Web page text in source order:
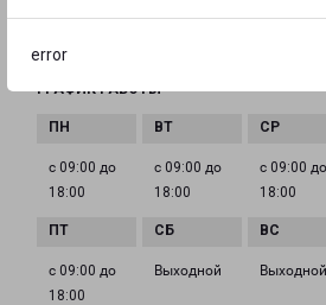
error
ГРАФИК РАБОТЫ
с 09:00 до
18:00
с 09:00 до
18:00
с 09:00 до
18:00
с 09:00 до
18:00
Выходной Выходной